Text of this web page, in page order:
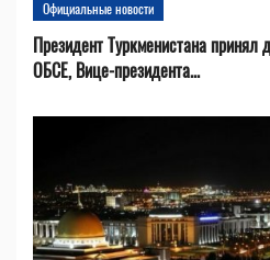
Официальные новости
Президент Туркменистана
ОБСЕ, Вице-президента...